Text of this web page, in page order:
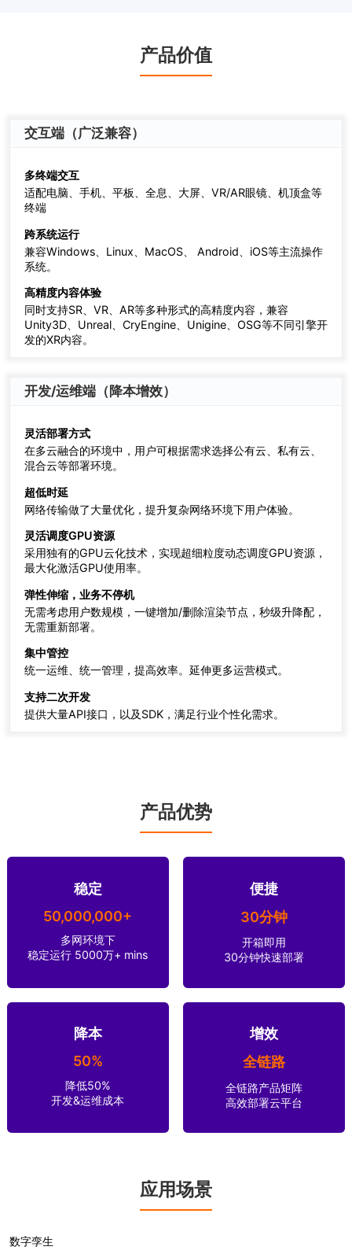
产品价值
交互端（广泛兼容）
多终端交互
适配电脑、手机、平板、全息、大屏、VR/AR眼镜、机顶盒等
终端
跨系统运行
兼容Windows、Linux、MacOS、 Android、iOS等主流操作
系统。
高精度内容体验
同时支持SR、VR、AR等多种形式的高精度内容，兼容
Unity3D、Unreal、CryEngine、Unigine、OSG等不同引擎开
发的XR内容。
开发/运维端（降本增效）
灵活部署方式
在多云融合的环境中，用户可根据需求选择公有云、私有云、
混合云等部署环境。
超低时延
网络传输做了大量优化，提升复杂网络环境下用户体验。
灵活调度GPU资源
采用独有的GPU云化技术，实现超细粒度动态调度GPU资源，
最大化激活GPU使用率。
弹性伸缩，业务不停机
无需考虑用户数规模，一键增加/删除渲染节点，秒级升降配，
无需重新部署。
集中管控
统一运维、统一管理，提高效率。延伸更多运营模式。
支持二次开发
提供大量API接口，以及SDK，满足行业个性化需求。
产品优势
稳定
50,000,000+
多网环境下
稳定运行 5000万+ mins
便捷
30分钟
开箱即用
30分钟快速部署
降本
50%
降低50%
开发&运维成本
增效
全链路
全链路产品矩阵
高效部署云平台
应用场景
数字孪生